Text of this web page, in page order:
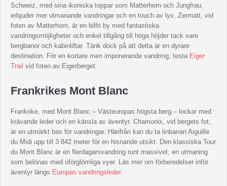
Schweiz, med sina ikoniska toppar som Matterhorn och Jungfrau,
erbjuder mer utmanande vandringar och en touch av lyx. Zermatt, vid
foten av Matterhorn, är en bilfri by med fantastiska
vandringsmöjligheter och enkel tillgång till höga höjder tack vare
bergbanor och kabinliftar. Tänk dock på att detta är en dyrare
destination. För en kortare men imponerande vandring, testa Eiger
Trail vid foten av Eigerberget.
Frankrikes Mont Blanc
Frankrike, med Mont Blanc – Västeuropas högsta berg – lockar med
krävande leder och en känsla av äventyr. Chamonix, vid bergets fot,
är en utmärkt bas för vandringar. Härifrån kan du ta linbanan Aiguille
du Midi upp till 3 842 meter för en hisnande utsikt. Den klassiska Tour
du Mont Blanc är en flerdagarsvandring runt massivet, en utmaning
som belönas med oförglömliga vyer. Läs mer om förberedelser inför
äventyr längs Europas vandringsleder.